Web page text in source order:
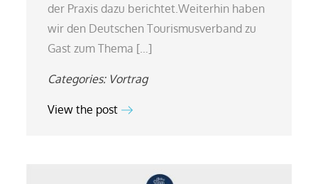
der Praxis dazu berichtet.Weiterhin haben
wir den Deutschen Tourismusverband zu
Gast zum Thema […]
Categories: Vortrag
View the post